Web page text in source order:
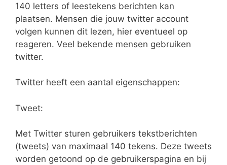
140 letters of leestekens berichten kan
plaatsen. Mensen die jouw twitter account
volgen kunnen dit lezen, hier eventueel op
reageren. Veel bekende mensen gebruiken
twitter.
Twitter heeft een aantal eigenschappen:
Tweet:
Met Twitter sturen gebruikers tekstberichten
(tweets) van maximaal 140 tekens. Deze tweets
worden getoond op de gebruikerspagina en bij